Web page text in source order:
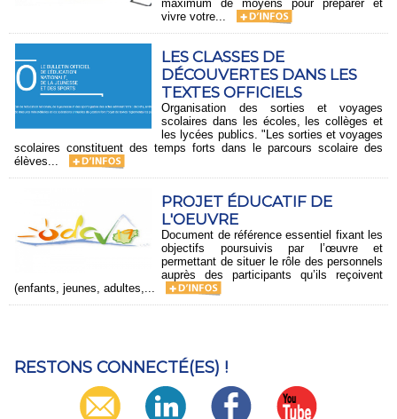
maximum de moyens pour préparer et
vivre votre...
LES CLASSES DE
DÉCOUVERTES DANS LES
TEXTES OFFICIELS
Organisation des sorties et voyages
scolaires dans les écoles, les collèges et
les lycées publics. "Les sorties et voyages
scolaires constituent des temps forts dans le parcours scolaire des
élèves...
PROJET ÉDUCATIF DE
L'OEUVRE
Document de référence essentiel fixant les
objectifs poursuivis par l’œuvre et
permettant de situer le rôle des personnels
auprès des participants qu’ils reçoivent
(enfants, jeunes, adultes,...
RESTONS CONNECTÉ(ES) !